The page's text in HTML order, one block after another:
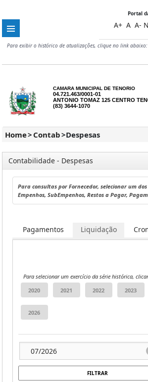
Portal
A+ A A-
Para exibir o histórico de atualizações, clique no link abaixo:
CAMARA MUNICIPAL DE TENORIO
04.721.463/0001-01
ANTONIO TOMAZ 125 CENTRO
(83) 3644-1070
Home> Contab>Despesas
Contabilidade - Despesas
Para consultas por Fornecedor, selecionar um
Empenhos, SubEmpenhos, Restos a Pagar,
Pagamentos Liquidação
Para selecionar um exercício da série histórica,
FILTRAR